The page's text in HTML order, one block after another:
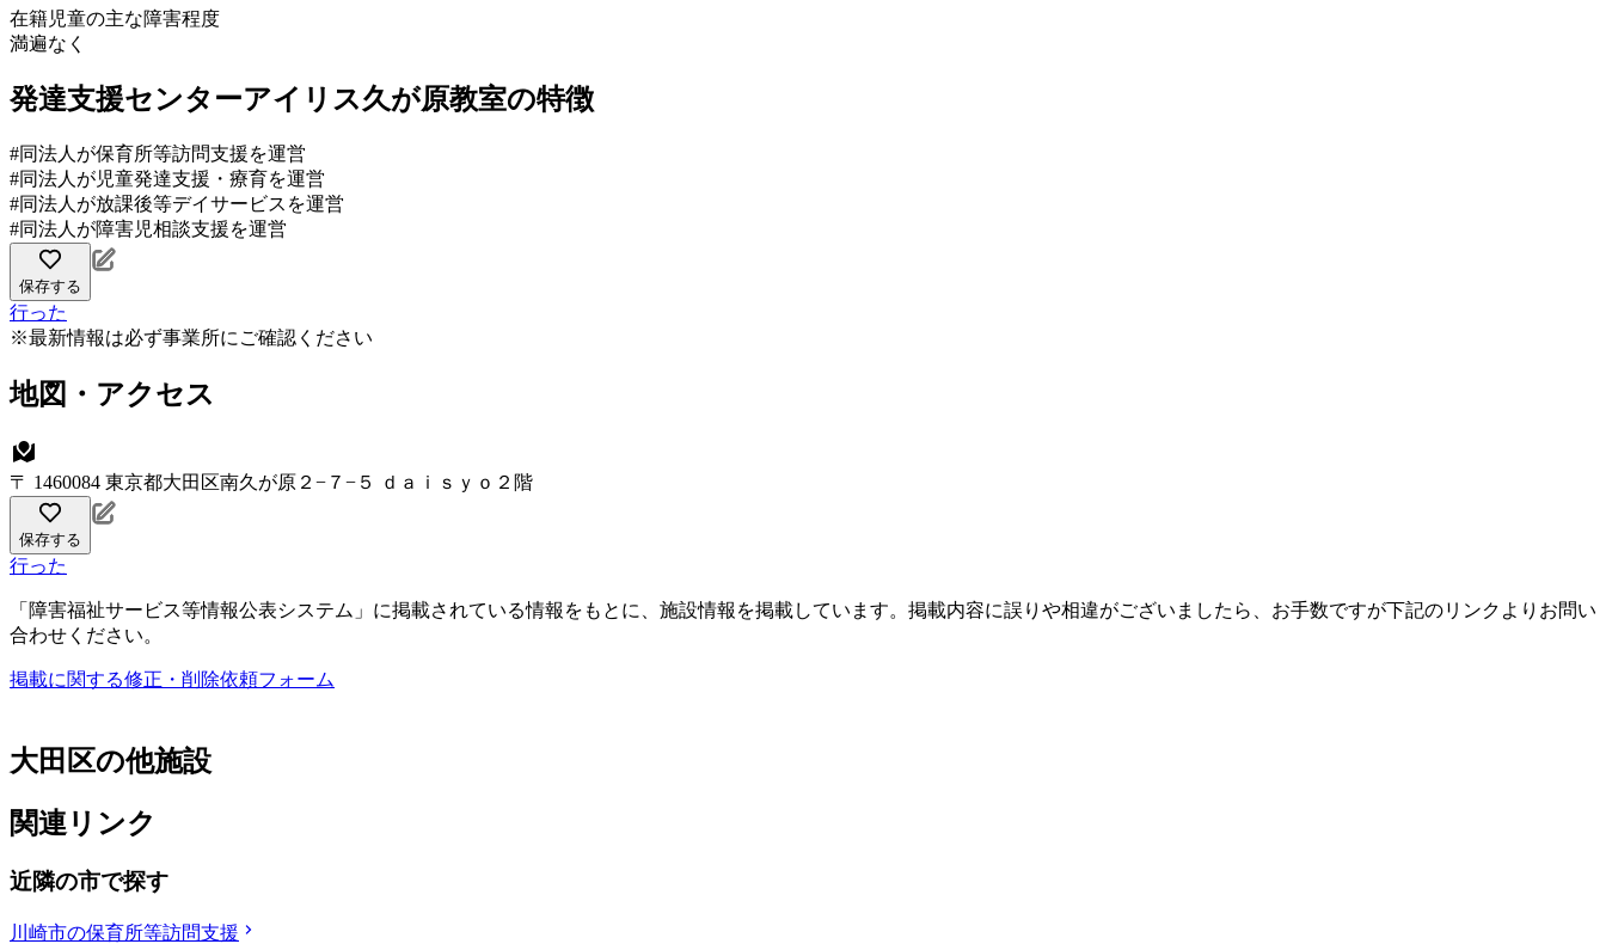
在籍児童の主な障害程度
満遍なく
発達支援センターアイリス久が原教室の特徴
#同法人が保育所等訪問支援を運営
#同法人が児童発達支援・療育を運営
#同法人が放課後等デイサービスを運営
#同法人が障害児相談支援を運営
保存する
行った
※最新情報は必ず事業所にご確認ください
地図・アクセス
〒 1460084 東京都大田区南久が原２−７−５ ｄａｉｓｙｏ２階
保存する
行った
「障害福祉サービス等情報公表システム」に掲載されている情報をもとに、施設情報を掲載しています。掲載内容に誤りや相違がございましたら、お手数ですが下記のリンクよりお問い
合わせください。
掲載に関する修正・削除依頼フォーム
大田区の他施設
関連リンク
近隣の市で探す
川崎市の保育所等訪問支援